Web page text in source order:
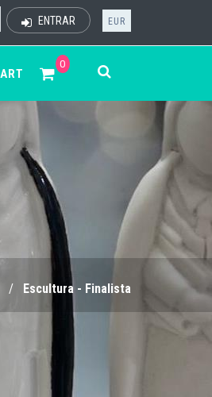
ENTRAR EUR
0
/ Escultura - Finalista